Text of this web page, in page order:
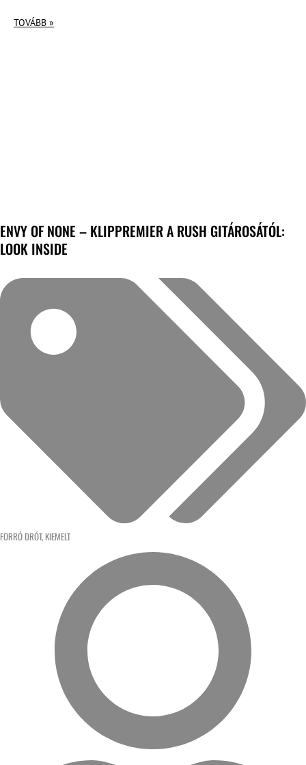
TOVÁBB »
ENVY OF NONE – KLIPPREMIER A RUSH GITÁROSÁTÓL:
LOOK INSIDE
FORRÓ DRÓT, KIEMELT